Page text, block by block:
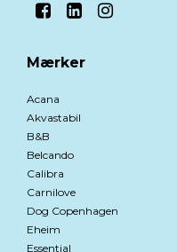
Mærker
Acana
Akvastabil
B&B
Belcando
Calibra
Carnilove
Dog Copenhagen
Eheim
Essential